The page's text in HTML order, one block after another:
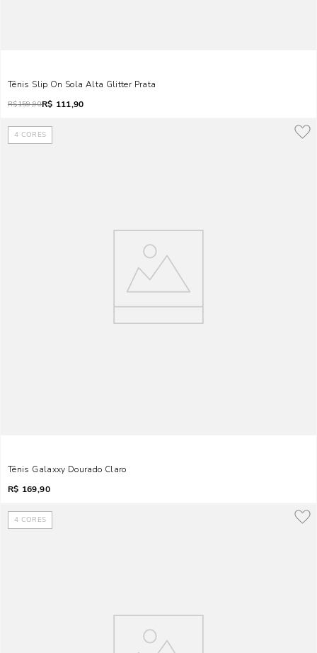
Tênis Slip On Sola Alta Glitter Prata
R$159,90R$ 111,90
4 CORES
Tênis Galaxxy Dourado Claro
R$ 169,90
4 CORES